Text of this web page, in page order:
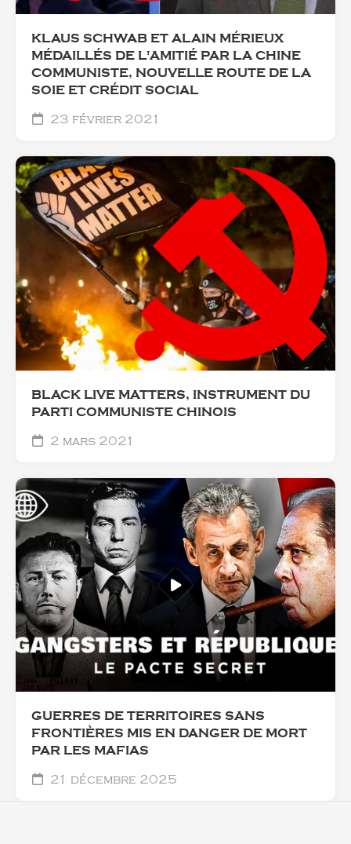
KLAUS SCHWAB ET ALAIN MÉRIEUX
MÉDAILLÉS DE L'AMITIÉ PAR LA CHINE
COMMUNISTE, NOUVELLE ROUTE DE LA
SOIE ET CRÉDIT SOCIAL
23 février 2021
BLACK LIVE MATTERS, INSTRUMENT DU
PARTI COMMUNISTE CHINOIS
2 mars 2021
GUERRES DE TERRITOIRES SANS
FRONTIÈRES MIS EN DANGER DE MORT
PAR LES MAFIAS
21 décembre 2025